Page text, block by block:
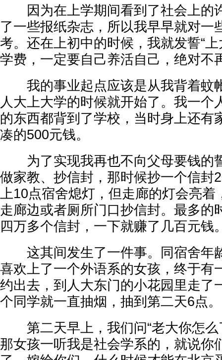
因为在上学期间看到了社会上的
了一些报纸杂志，所以我早早就对一
考。还在上初中的时候，我就发誓“
学费，一定要自己养活自己，绝对不
我的事业起点应该是从我背着蚊
人大上大学的时候就开始了。我一个
的东西都背到了学校，当时身上还有
凑的500元钱。
为了实现我再也不向父母要钱的
做家教、抄信封，那时候抄一个信封
上10点宿舍熄灯，但走廊的灯会亮着
走廊边或者厕所门口抄信封。最多的
四万多个信封，一下就赚了几百元钱
这其间发生了一件事。同宿舍年
喜欢上了一个外语系的女孩，终于有
约出去，到人大东门的小花园里走了
个同学就一直抽烟，抽到第二天6点。
第二天早上，我们问“老大你怎么
那女孩一听我是社会学系的，就说你